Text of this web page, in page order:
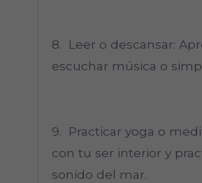
8. Leer o descansar:
escuchar música o
9. Practicar yoga o
con tu ser interior y
sonido del mar.